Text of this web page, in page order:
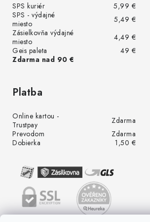
SPS kuriér
5,99 €
SPS - výdajné
miesto
5,49 €
Zásielkovňa výdajné
miesto
4,49 €
Geis paleta
49 €
Zdarma nad 90 €
Platba
Online kartou -
Trustpay
Zdarma
Prevodom
Zdarma
Dobierka
1,50 €